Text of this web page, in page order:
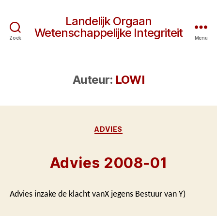
Zoek
Landelijk Orgaan
Wetenschappelijke Integriteit
Menu
Auteur: LOWI
Categorieën
ADVIES
Advies 2008-01
Advies inzake de klacht vanX jegens Bestuur van Y)